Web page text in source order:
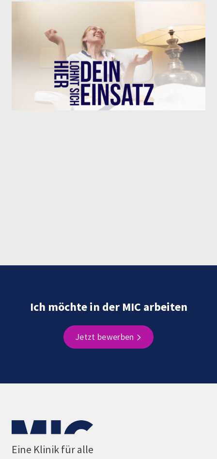
Ich möchte in der MIC arbeiten
Jetzt bewerben
Eine Klinik für alle